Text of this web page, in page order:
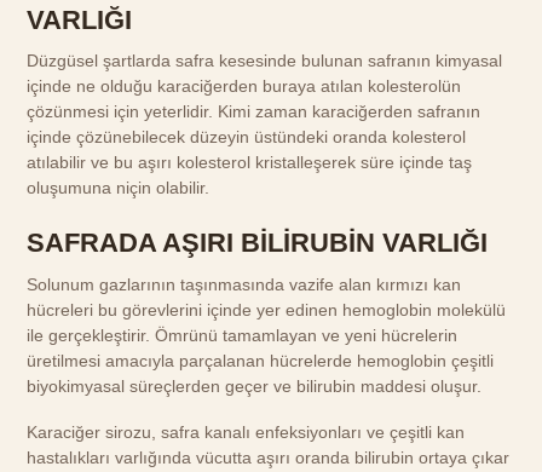
VARLIĞI
Düzgüsel şartlarda safra kesesinde bulunan safranın kimyasal
içinde ne olduğu karaciğerden buraya atılan kolesterolün
çözünmesi için yeterlidir. Kimi zaman karaciğerden safranın
içinde çözünebilecek düzeyin üstündeki oranda kolesterol
atılabilir ve bu aşırı kolesterol kristalleşerek süre içinde taş
oluşumuna niçin olabilir.
SAFRADA AŞIRI BİLİRUBİN VARLIĞI
Solunum gazlarının taşınmasında vazife alan kırmızı kan
hücreleri bu görevlerini içinde yer edinen hemoglobin molekülü
ile gerçekleştirir. Ömrünü tamamlayan ve yeni hücrelerin
üretilmesi amacıyla parçalanan hücrelerde hemoglobin çeşitli
biyokimyasal süreçlerden geçer ve bilirubin maddesi oluşur.
Karaciğer sirozu, safra kanalı enfeksiyonları ve çeşitli kan
hastalıkları varlığında vücutta aşırı oranda bilirubin ortaya çıkar